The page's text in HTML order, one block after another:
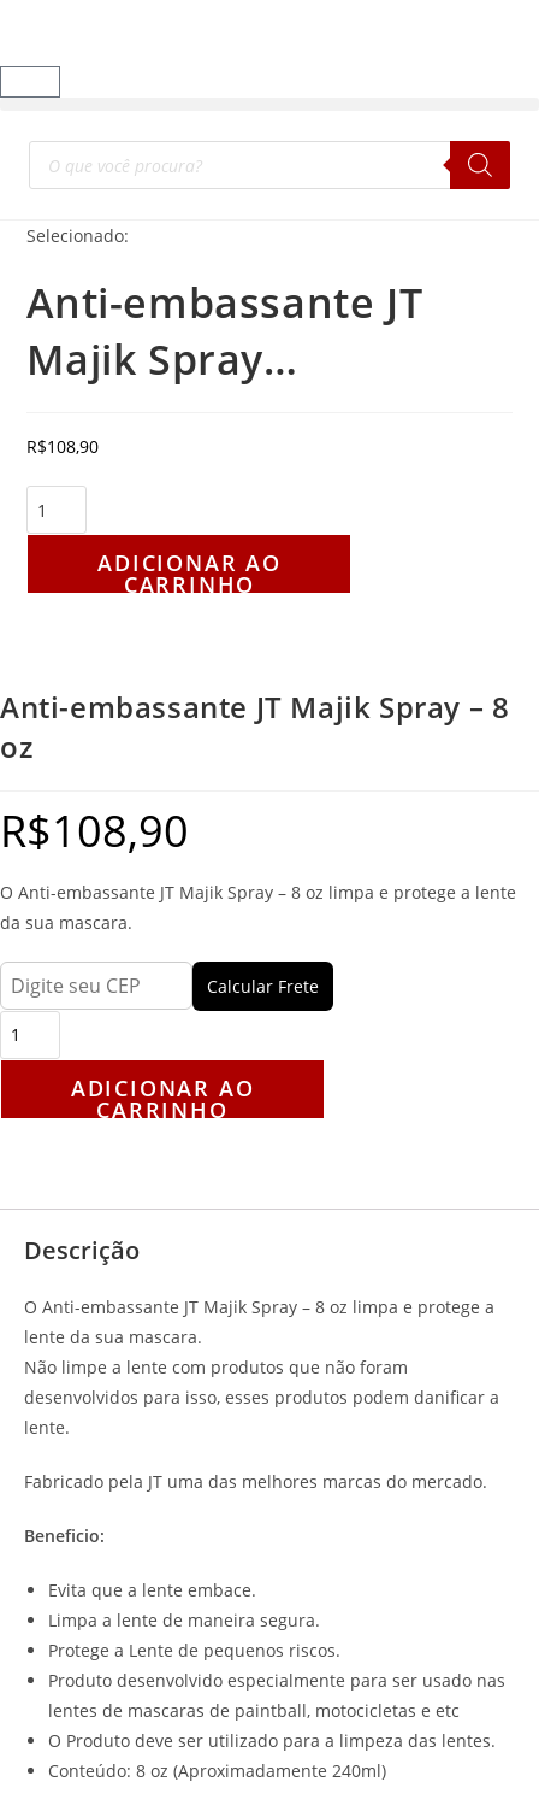
Selecionado:
Anti-embassante JT
Majik Spray…
R$108,90
ADICIONAR AO
CARRINHO
Anti-embassante JT Majik Spray – 8
oz
R$108,90
O Anti-embassante JT Majik Spray – 8 oz limpa e protege a lente
da sua mascara.
Calcular Frete
ADICIONAR AO
CARRINHO
Descrição
O Anti-embassante JT Majik Spray – 8 oz limpa e protege a
lente da sua mascara.
Não limpe a lente com produtos que não foram
desenvolvidos para isso, esses produtos podem danificar a
lente.
Fabricado pela JT uma das melhores marcas do mercado.
Beneficio:
Evita que a lente embace.
Limpa a lente de maneira segura.
Protege a Lente de pequenos riscos.
Produto desenvolvido especialmente para ser usado nas
lentes de mascaras de paintball, motocicletas e etc
O Produto deve ser utilizado para a limpeza das lentes.
Conteúdo: 8 oz (Aproximadamente 240ml)